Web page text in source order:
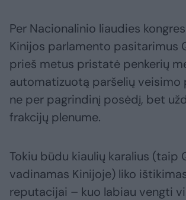
Per Nacionalinio liaudies
Kinijos parlamento pasitarimus
prieš metus pristatė penkerių
automatizuotą paršelių veisimo
ne per pagrindinį posėdį, bet
frakcijų plenume.
Tokiu būdu kiaulių karalius (taip
vadinamas Kinijoje) liko
reputacijai – kuo labiau vengti